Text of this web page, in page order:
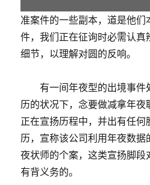
准案件的一些副本，道是他
件，我们正在征询时必需认真
细节，以理解对圆的反响。
有一间年夜型的出境事件
历的状况下，念要做减拿年
正在宣扬历程中，并出有任
历，宣称该公司利用年夜数
夜状师的个案，这类宣扬脚
有背义务的。